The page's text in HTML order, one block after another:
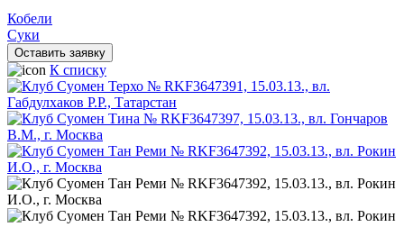
Кобели
Суки
Оставить заявку
К списку